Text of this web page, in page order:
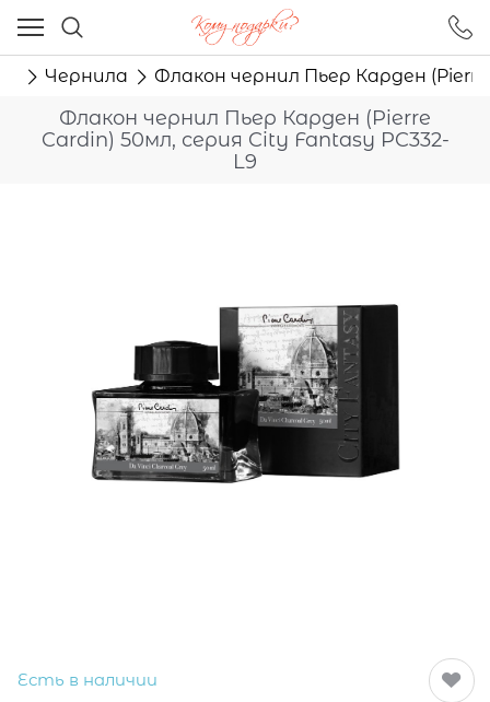
Чернила Флакон чернил Пьер Карден
Флакон чернил Пьер Карден (Pierre
Cardin) 50мл, серия City Fantasy PC332-
L9
Есть в наличии
Ваш город - Москва,
угадали?
ДА НЕТ